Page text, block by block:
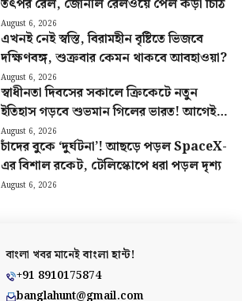
আজকের রাশিফল ৭ অগাস্ট, ভাগ্য প্রসন্ন হবে
এই চার রাশির
August 7, 2026
যোগ্যতা থাকলেও এই তারকাকে সুযোগ দিচ্ছে
না গম্ভীর! শ্রীলঙ্কাতেই ভারতের জার্সিতে শেষ
ম্যাচ খেলবেন এই ক্রিকেটার?
August 6, 2026
আর নয় বৈষম্য! RAC যাত্রীদের সুবিধার্থে
তৎপর রেল, জোনাল রেলওয়ে পেল কড়া চিঠি
August 6, 2026
এখনই নেই স্বস্তি, বিরামহীন বৃষ্টিতে ভিজবে
ইতিহাস গড়বে শুভমান গিলের ভারত! আগেই
হুঙ্কার ছাড়লেন গম্ভীর
August 6, 2026
চাঁদের বুকে ‘দুর্ঘটনা’! আছড়ে পড়ল SpaceX-